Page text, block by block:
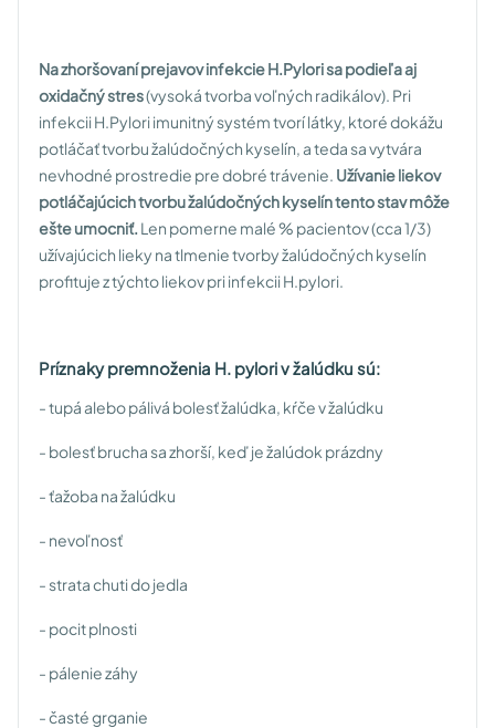
Na zhoršovaní prejavov infekcie H.Pylori sa podieľa aj
oxidačný stres(vysoká tvorba voľných radikálov). Pri
infekcii H.Pylori imunitný systém tvorí látky, ktoré dokážu
potláčať tvorbu žalúdočných kyselín, a teda sa vytvára
nevhodné prostredie pre dobré trávenie. Užívanie liekov
potláčajúcich tvorbu žalúdočných kyselín tento stav môže
ešte umocniť. Len pomerne malé % pacientov (cca 1/3)
užívajúcich lieky na tlmenie tvorby žalúdočných kyselín
profituje z týchto liekov pri infekcii H.pylori.
Príznaky premnoženia H. pylori v žalúdku sú:
- tupá alebo pálivá bolesť žalúdka, kŕče v žalúdku
- bolesť brucha sa zhorší, keď je žalúdok prázdny
- ťažoba na žalúdku
- nevoľnosť
- strata chuti do jedla
- pocit plnosti
- pálenie záhy
- časté grganie